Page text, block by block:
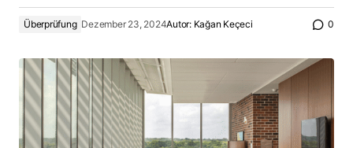
Überprüfung Dezember 23, 2024Autor: Kağan Keçeci 0